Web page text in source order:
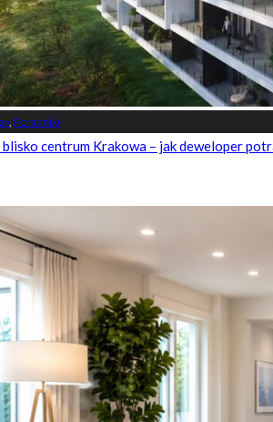
, Poradniki
centrum Krakowa – jak deweloper